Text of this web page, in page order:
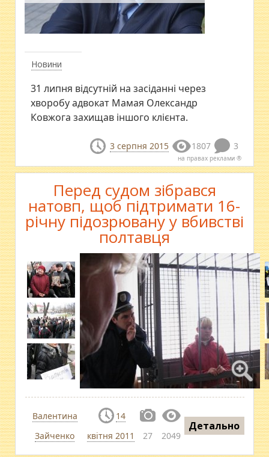
Новини
31 липня відсутній на засіданні через
хворобу адвокат Мамая Олександр
Ковжога захищав іншого клієнта.
3 серпня 2015 1807 3
на правах реклами ®
Перед судом зібрався
натовп, щоб підтримати 16-
річну підозрювану у вбивстві
полтавця
Валентина
Зайченко
14
квітня 2011
27 2049
Детально